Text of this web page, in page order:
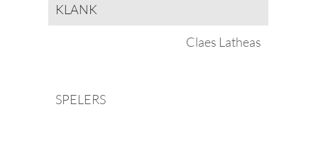
KLANK
SPELERS
Claes Latheas